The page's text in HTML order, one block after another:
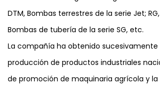
DTM, Bombas terrestres de la serie Jet; RG,
Bombas de tubería de la serie SG, etc.
La compañía ha obtenido sucesivamente
producción de productos industriales
de promoción de maquinaria agrícola y